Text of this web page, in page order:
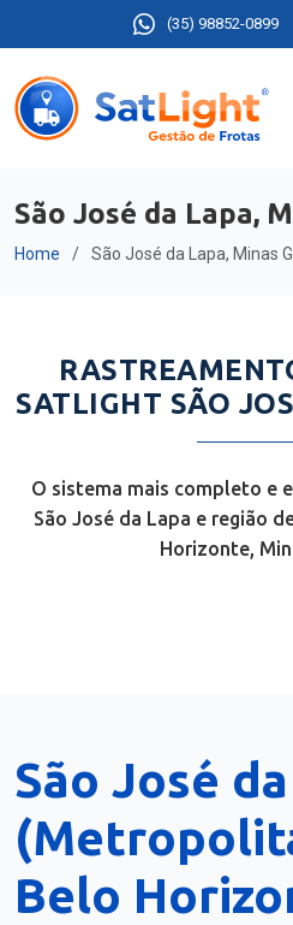
(35) 98852-0899
São José da Lapa,
Home São José da Lapa, Minas
SATLIGHT SÃO
O sistema mais completo e
São José da Lapa e região
Horizonte,
São José
Belo